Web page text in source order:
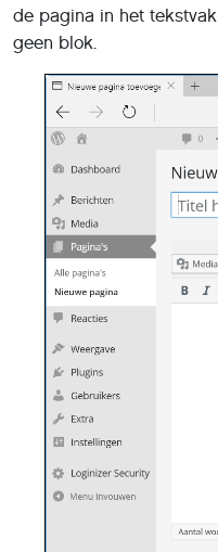
de pagina in het tekstvak
geen blok.